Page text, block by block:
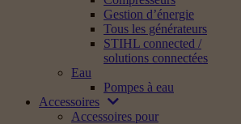
Gestion d’énergie
Tous les générateurs
STIHL connected /
solutions connectées
Eau
Pompes à eau
Accessoires
Accessoires pour